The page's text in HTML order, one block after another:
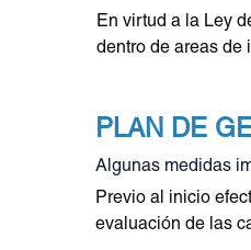
En virtud a la Ley
dentro de areas de
PLAN DE
Algunas medidas
Previo al inicio
evaluación de las